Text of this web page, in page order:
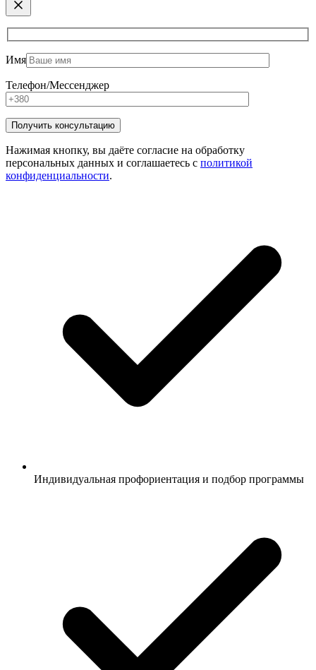
Имя
Телефон/Мессенджер
Нажимая кнопку, вы даёте согласие на обработку
персональных данных и соглашаетесь с политикой
конфиденциальности.
Индивидуальная профориентация и подбор программы